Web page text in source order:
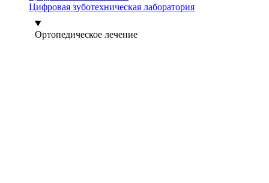
Цифровая зуботехническая лаборатория
Ортопедическое лечение